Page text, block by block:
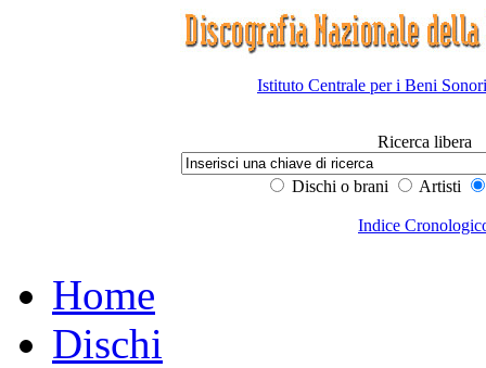
Istituto Centrale per i Beni
Ricerca libera
Dischi o brani Artisti
Indice
Home
Dischi